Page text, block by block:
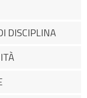
DISCIPLINA